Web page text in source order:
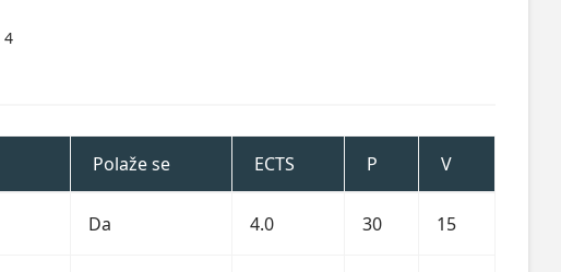
4
Polaže se ECTS P V
Da 4.0 30 15